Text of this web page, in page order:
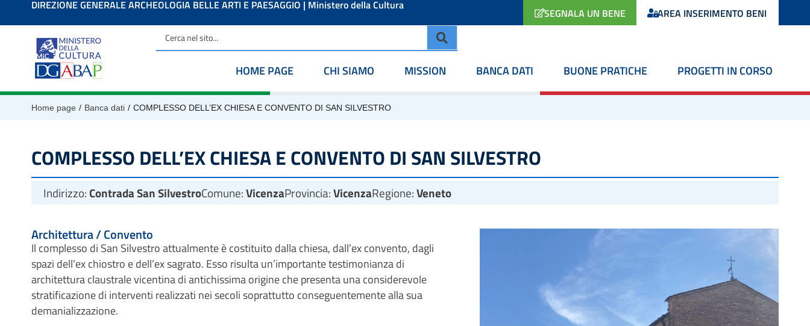
contenutoDIREZIONE GENERALE ARCHEOLOGIA BELLE ARTI E PAESAGGIO | Ministero della Cultura
SEGNALA UN BENE AREA INSERIMENTO BENI
HOME PAGE CHI SIAMO MISSION BANCA DATI BUONE PRATICHE PROGETTI IN CORSO
Home page / Banca dati / COMPLESSO DELL’EX CHIESA E CONVENTO DI SAN SILVESTRO
COMPLESSO DELL’EX CHIESA E CONVENTO DI SAN SILVESTRO
Indirizzo: Contrada San SilvestroComune:VicenzaProvincia:VicenzaRegione:Veneto
Architettura / Convento
Il complesso di San Silvestro attualmente è costituito dalla chiesa, dall’ex convento, dagli
spazi dell’ex chiostro e dell’ex sagrato. Esso risulta un’importante testimonianza di
architettura claustrale vicentina di antichissima origine che presenta una considerevole
stratificazione di interventi realizzati nei secoli soprattutto conseguentemente alla sua
demanializzazione.